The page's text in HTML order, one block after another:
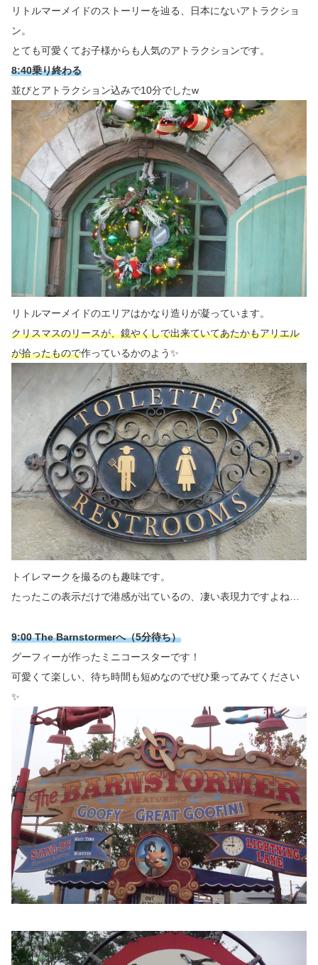
リトルマーメイドのストーリーを辿る、日本にないアトラクショ
ン。
とても可愛くてお子様からも人気のアトラクションです。
8:40乗り終わる
並びとアトラクション込みで10分でしたw
リトルマーメイドのエリアはかなり造りが凝っています。
クリスマスのリースが、鏡やくしで出来ていてあたかもアリエル
が拾ったもので作っているかのよう✨
トイレマークを撮るのも趣味です。
たったこの表示だけで港感が出ているの、凄い表現力ですよね…
9:00 The Barnstormerへ（5分待ち）
グーフィーが作ったミニコースターです！
可愛くて楽しい、待ち時間も短めなのでぜひ乗ってみてください
✨